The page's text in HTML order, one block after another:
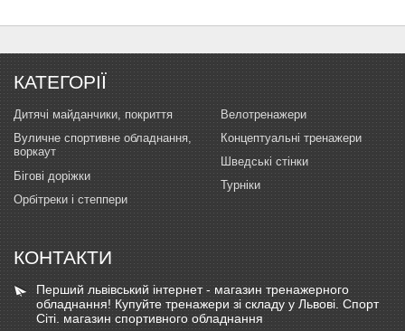
КАТЕГОРІЇ
Дитячі майданчики, покриття
Вуличне спортивне обладнання,
воркаут
Бігові доріжки
Орбітреки і степпери
Велотренажери
Концептуальні тренажери
Шведські стінки
Турніки
КОНТАКТИ
Перший львівський інтернет - магазин тренажерного
обладнання! Купуйте тренажери зі складу у Львові. Спорт
Сіті. магазин спортивного обладнання